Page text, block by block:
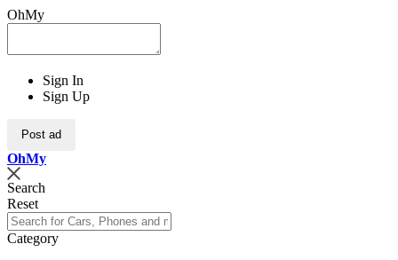
OhMy
Sign In
Sign Up
Post ad
OhMy
Search
Reset
Category